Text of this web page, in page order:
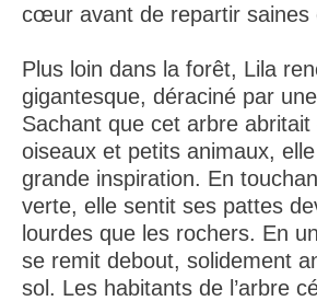
cœur avant de repartir saines
Plus loin dans la forêt, Lila
gigantesque, déraciné par
Sachant que cet arbre
oiseaux et petits animaux,
grande inspiration. En
verte, elle sentit ses pattes
lourdes que les rochers. En
se remit debout, solidement
sol. Les habitants de l’arbre